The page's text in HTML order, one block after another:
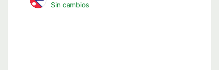
Sin cambios